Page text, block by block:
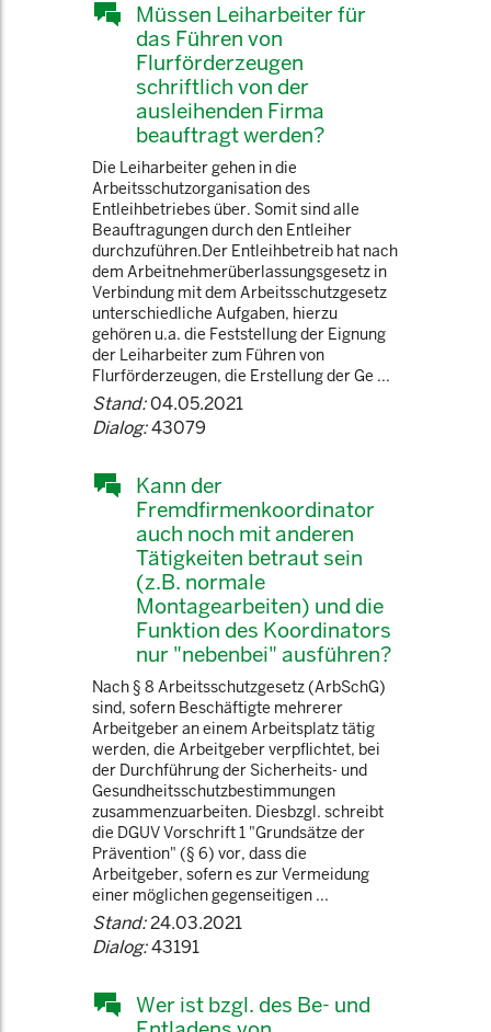
Müssen Leiharbeiter für
das Führen von
Flurförderzeugen
schriftlich von der
ausleihenden Firma
beauftragt werden?
Die Leiharbeiter gehen in die
Arbeitsschutzorganisation des
Entleihbetriebes über. Somit sind alle
Beauftragungen durch den Entleiher
durchzuführen.Der Entleihbetreib hat nach
dem Arbeitnehmerüberlassungsgesetz in
Verbindung mit dem Arbeitsschutzgesetz
unterschiedliche Aufgaben, hierzu
gehören u.a. die Feststellung der Eignung
der Leiharbeiter zum Führen von
Flurförderzeugen, die Erstellung der Ge ...
Stand:04.05.2021
Dialog:43079
Kann der
Fremdfirmenkoordinator
auch noch mit anderen
Tätigkeiten betraut sein
(z.B. normale
Montagearbeiten) und die
Funktion des Koordinators
nur "nebenbei" ausführen?
Nach § 8 Arbeitsschutzgesetz (ArbSchG)
sind, sofern Beschäftigte mehrerer
Arbeitgeber an einem Arbeitsplatz tätig
werden, die Arbeitgeber verpflichtet, bei
der Durchführung der Sicherheits- und
Gesundheitsschutzbestimmungen
zusammenzuarbeiten. Diesbzgl. schreibt
die DGUV Vorschrift 1 "Grundsätze der
Prävention" (§ 6) vor, dass die
Arbeitgeber, sofern es zur Vermeidung
einer möglichen gegenseitigen ...
Stand:24.03.2021
Dialog:43191
Wer ist bzgl. des Be- und